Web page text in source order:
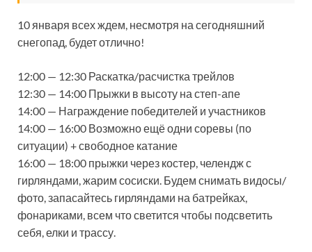
10 января всех ждем, несмотря на сегодняшний
снегопад, будет отлично!
12:00 — 12:30 Раскатка/расчистка трейлов
12:30 — 14:00 Прыжки в высоту на степ-апе
14:00 — Награждение победителей и участников
14:00 — 16:00 Возможно ещё одни соревы (по
ситуации) + свободное катание
16:00 — 18:00 прыжки через костер, челендж с
гирляндами, жарим сосиски. Будем снимать видосы/
фото, запасайтесь гирляндами на батрейках,
фонариками, всем что светится чтобы подсветить
себя, елки и трассу.